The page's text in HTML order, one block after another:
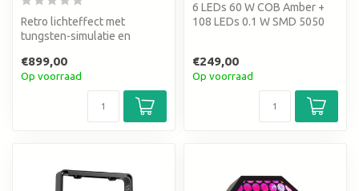
Retro lichteffect met
tungsten-simulatie en
€899,00
Op voorraad
6 LEDs 60 W COB Amber +
108 LEDs 0.1 W SMD 5050
€249,00
Op voorraad